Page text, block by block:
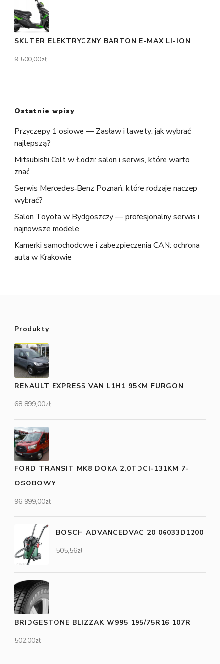
SKUTER ELEKTRYCZNY BARTON E-MAX LI-ION
9 500,00zł
Ostatnie wpisy
Przyczepy 1 osiowe — Zasław i lawety: jak wybrać
najlepszą?
Mitsubishi Colt w Łodzi: salon i serwis, które warto
znać
Serwis Mercedes‑Benz Poznań: które rodzaje naczep
wybrać?
Salon Toyota w Bydgoszczy — profesjonalny serwis i
najnowsze modele
Kamerki samochodowe i zabezpieczenia CAN: ochrona
auta w Krakowie
Produkty
RENAULT EXPRESS VAN L1H1 95KM FURGON
68 899,00zł
FORD TRANSIT MK8 DOKA 2,0TDCI-131KM 7-
OSOBOWY
96 999,00zł
BOSCH ADVANCEDVAC 20 06033D1200
505,56zł
BRIDGESTONE BLIZZAK W995 195/75R16 107R
502,00zł